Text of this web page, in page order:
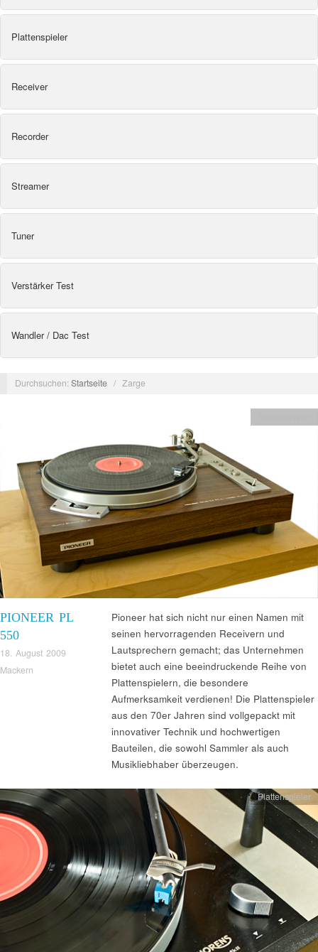
Plattenspieler
Receiver
Recorder
Streamer
Tuner
Verstärker Test
Wandler / Dac Test
Durchsuchen:Startseite / Zarge
PIONEER PL
550
18. August 2009
Mackern
Pioneer hat sich nicht nur einen Namen mit
seinen hervorragenden Receivern und
Lautsprechern gemacht; das Unternehmen
bietet auch eine beeindruckende Reihe von
Plattenspielern, die besondere
Aufmerksamkeit verdienen! Die Plattenspieler
aus den 70er Jahren sind vollgepackt mit
innovativer Technik und hochwertigen
Bauteilen, die sowohl Sammler als auch
Musikliebhaber überzeugen.
Plattenspieler